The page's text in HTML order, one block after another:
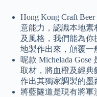
Hong Kong Craft
意能力，認識本地素
及風格，我們能為
地製作出來，顛覆一
呢款 Michelada
取材，將血橙及經典
作出其獨家調製的墨
將藍隧道是現有將軍